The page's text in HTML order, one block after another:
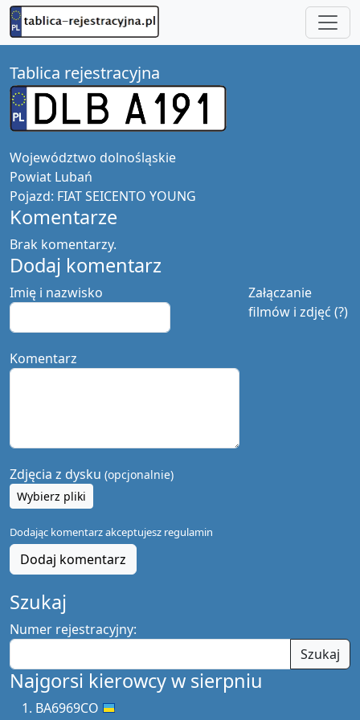
Tablica rejestracyjna
Województwo dolnośląskie
Powiat Lubań
Pojazd: FIAT SEICENTO YOUNG
Komentarze
Brak komentarzy.
Dodaj komentarz
Załączanie
filmów i zdjęć (?)
Imię i nazwisko
Komentarz
Zdjęcia z dysku (opcjonalnie)
Wybierz pliki
Dodając komentarz akceptujesz regulamin
Dodaj komentarz
Szukaj
Numer rejestracyjny:
Szukaj
Najgorsi kierowcy w sierpniu
BA6969CO